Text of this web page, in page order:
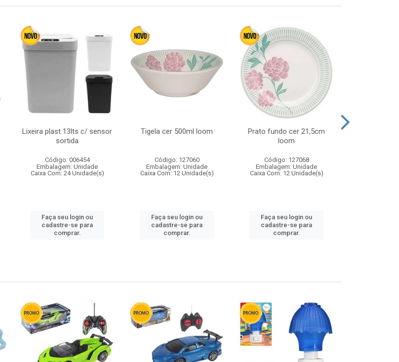
Lixeira plast 13lts c/ sensor
sortida
Código: 006454
Embalagem: Unidade
Caixa Com: 24 Unidade(s)
Faça seu login ou
cadastre-se para
comprar.
Tigela cer 500ml loom
Código: 127060
Embalagem: Unidade
Caixa Com: 12 Unidade(s)
Faça seu login ou
cadastre-se para
comprar.
Prato fundo cer 21,5cm
loom
Código: 127068
Embalagem: Unidade
Caixa Com: 12 Unidade(s)
Faça seu login ou
cadastre-se para
comprar.